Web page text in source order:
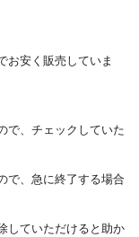
安く販売していま
で、チェックしていた
で、急に終了する場合
していただけると助か